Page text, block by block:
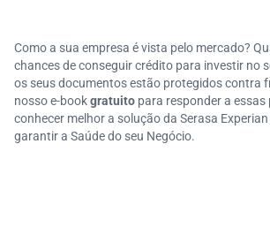
Como a sua empresa é vista pelo mercado?
chances de conseguir crédito para investir no
os seus documentos estão protegidos contra
nosso e-bookgratuito para responder a essas
conhecer melhor a solução da Serasa
garantir a Saúde do seu Negócio.